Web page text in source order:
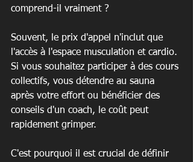
comprend-il vraiment ?
Souvent, le prix d'appel n'inclut que
l'accès à l'espace musculation et cardio.
Si vous souhaitez participer à des cours
collectifs, vous détendre au sauna
après votre effort ou bénéficier des
conseils d'un coach, le coût peut
rapidement grimper.
C'est pourquoi il est crucial de définir